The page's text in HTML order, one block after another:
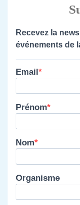
Recevez la
événements de
Email
Prénom
Nom
Organisme